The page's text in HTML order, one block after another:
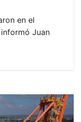
en el
Juan